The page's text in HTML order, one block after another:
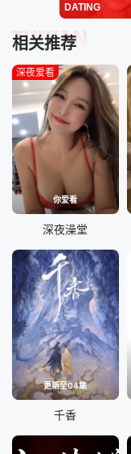
DATING
相关推荐
TUIJIAN
你爱看
深夜爱看
深夜澡堂
更新至04集
千香